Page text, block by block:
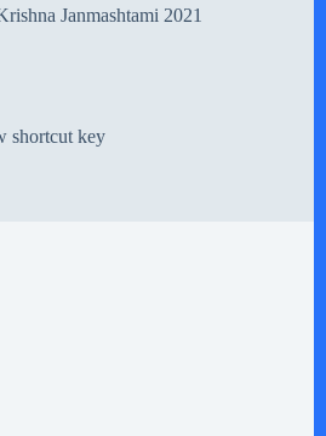
Janmashtami 2021
shortcut key